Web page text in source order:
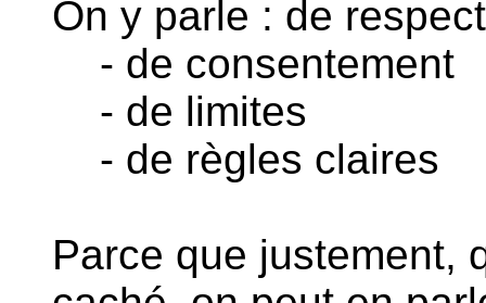
On y parle : de
- de consentement
- de limites
- de règles claires
Parce que justement,